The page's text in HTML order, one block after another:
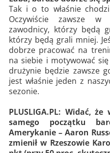
Tak i o to właśnie
Oczywiście zawsze
zawodnicy, którzy będą
którzy będą grali mniej.
dobrze pracować na
na siebie i motywować
drużynie będzie zawsze
jest właśnie jeden z
sezonie.
PLUSLIGA.PL: Widać,
samego początku
Amerykanie – Aaron
zmienił w Rzeszowie